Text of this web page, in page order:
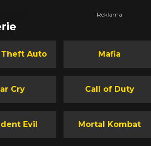
Theft Auto Mafia
Cry Call of Duty
Evil Mortal Kombat